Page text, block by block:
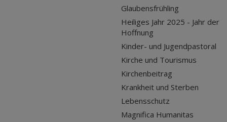
Glaubensfrühling
Heiliges Jahr 2025 - Jahr der
Hoffnung
Kinder- und Jugendpastoral
Kirche und Tourismus
Kirchenbeitrag
Krankheit und Sterben
Lebensschutz
Magnifica Humanitas